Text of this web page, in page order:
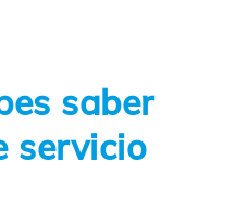
saber
servicio